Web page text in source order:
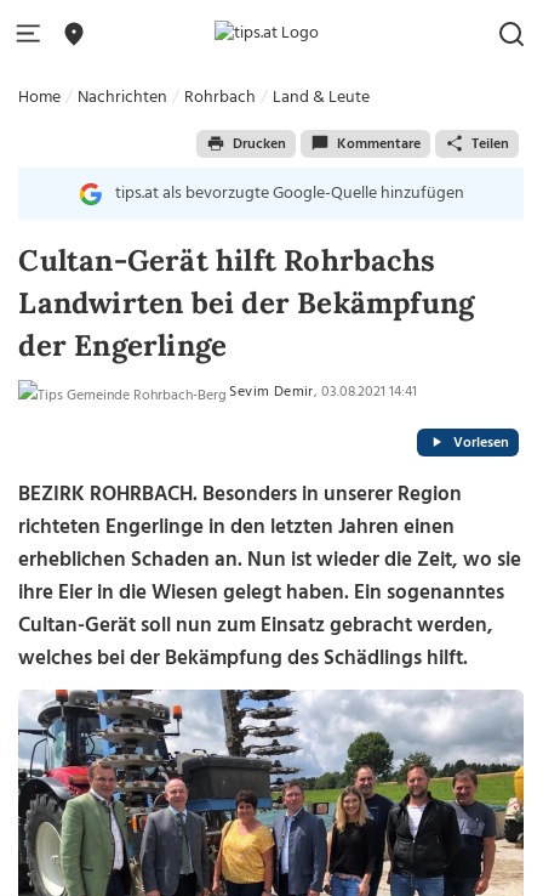
Home Nachrichten Rohrbach Land & Leute
Drucken Kommentare Teilen
tips.at als bevorzugte Google-Quelle hinzufügen
Cultan-Gerät hilft Rohrbachs
Landwirten bei der Bekämpfung
der Engerlinge
Sevim Demir, 03.08.2021 14:41
Vorlesen
BEZIRK ROHRBACH. Besonders in unserer Region
richteten Engerlinge in den letzten Jahren einen
erheblichen Schaden an. Nun ist wieder die Zeit, wo sie
ihre Eier in die Wiesen gelegt haben. Ein sogenanntes
Cultan-Gerät soll nun zum Einsatz gebracht werden,
welches bei der Bekämpfung des Schädlings hilft.